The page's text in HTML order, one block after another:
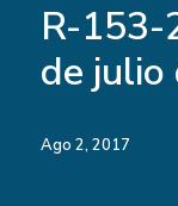
R-153-
de julio
Ago 2, 2017